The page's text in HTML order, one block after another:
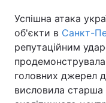
Успішна атака
об'єкти в Санкт-
репутаційним
головних джерел
висловила старша